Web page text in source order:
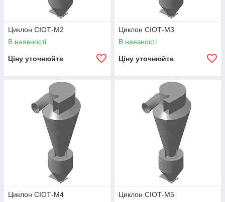
Циклон СІОТ-М2
В наявності
Ціну уточнюйте
Циклон СІОТ-М3
В наявності
Ціну уточнюйте
Циклон СІОТ-М4
Циклон СІОТ-М5